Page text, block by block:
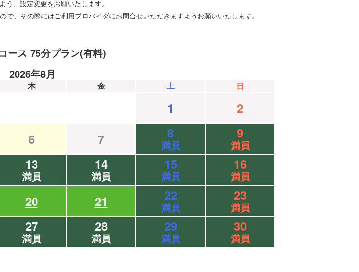
う、設定変更をお願いたします。
、その際にはご利用プロバイダにお問合せいただきますようお願いいたします。
ース 75分プラン(有料)
2026年8月
木 金 土 日
1
2
6 7 8
満員
9
満員
13
満員
14
満員
15
満員
16
満員
20 21 22
満員
23
満員
27
満員
28
満員
29
満員
30
満員